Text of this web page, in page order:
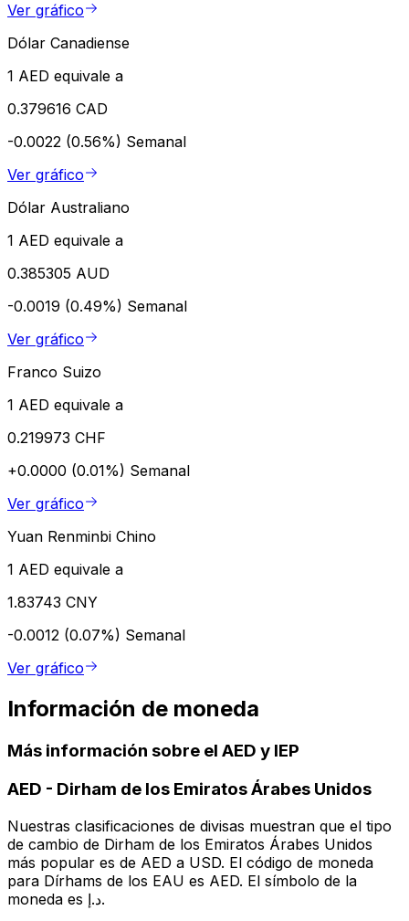
Ver gráfico
Dólar Canadiense
1 AED equivale a
0.379616 CAD
-0.0022 (0.56%) Semanal
Ver gráfico
Dólar Australiano
1 AED equivale a
0.385305 AUD
-0.0019 (0.49%) Semanal
Ver gráfico
Franco Suizo
1 AED equivale a
0.219973 CHF
+0.0000 (0.01%) Semanal
Ver gráfico
Yuan Renminbi Chino
1 AED equivale a
1.83743 CNY
-0.0012 (0.07%) Semanal
Ver gráfico
Información de moneda
Más información sobre el AED y IEP
AED - Dirham de los Emiratos Árabes Unidos
Nuestras clasificaciones de divisas muestran que el tipo
de cambio de Dirham de los Emiratos Árabes Unidos
más popular es de AED a USD. El código de moneda
para Dírhams de los EAU es AED. El símbolo de la
moneda es د.إ.